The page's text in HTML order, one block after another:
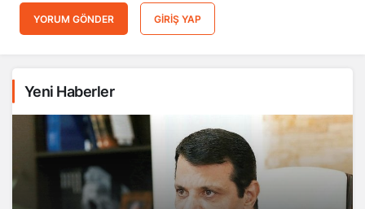
YORUM GÖNDER GIRIŞ YAP
Yeni Haberler